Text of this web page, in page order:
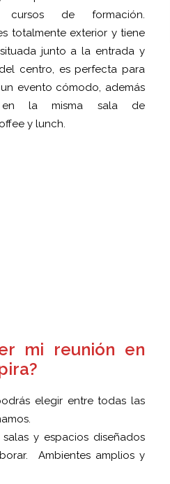
de formación.
totalmente exterior y tiene
junto a la entrada y
centro, es perfecta para
evento cómodo, además
en la misma sala de
y lunch.
mi reunión en
elegir entre todas las
y espacios diseñados
Ambientes amplios y